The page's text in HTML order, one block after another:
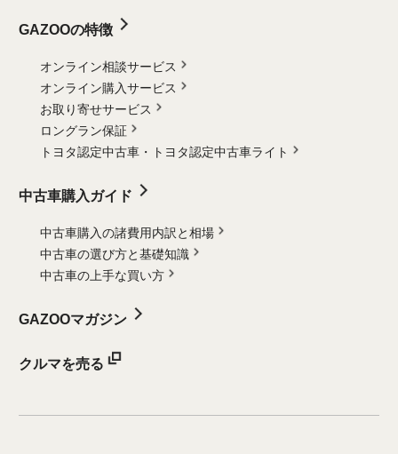
GAZOOの特徴
オンライン相談サービス
オンライン購入サービス
お取り寄せサービス
ロングラン保証
トヨタ認定中古車・
トヨタ認定中古車ライト
中古車購入ガイド
中古車購入の諸費用内訳と相場
中古車の選び方と基礎知識
中古車の上手な買い方
GAZOOマガジン
クルマを売る